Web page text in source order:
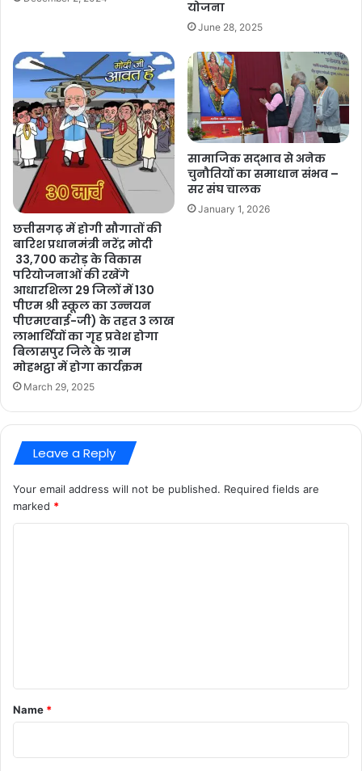
योजना
June 28, 2025
छत्तीसगढ़ में होगी सौगातों की
बारिश प्रधानमंत्री नरेंद्र मोदी
33,700 करोड़ के विकास
परियोजनाओं की रखेंगे
आधारशिला 29 जिलों में 130
पीएम श्री स्कूल का उन्नयन
पीएमएवाई-जी) के तहत 3 लाख
लाभार्थियों का गृह प्रवेश होगा
बिलासपुर जिले के ग्राम
मोहभट्ठा में होगा कार्यक्रम
March 29, 2025
सामाजिक सद्भाव से अनेक
चुनौतियों का समाधान संभव –
सर संघ चालक
January 1, 2026
Leave a Reply
Your email address will not be published. Required fields are
marked *
*
Name *